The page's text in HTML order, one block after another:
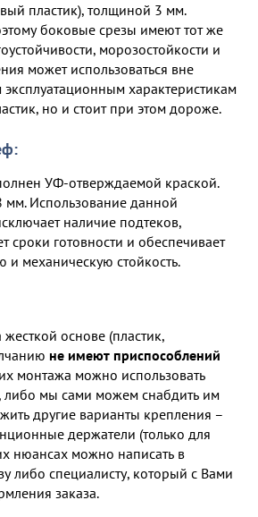
пластик), толщиной 3 мм.
боковые срезы имеют тот же
морозостойкости и
может использоваться вне
характеристикам
но и стоит при этом дороже.
УФ-отверждаемой краской.
мм. Использование данной
наличие подтеков,
сроки готовности и обеспечивает
механическую стойкость.
основе (пластик,
не имеют приспособлений
монтажа можно использовать
либо мы сами можем снабдить им
другие варианты крепления –
держатели (только для
нюансах можно написать в
либо специалисту, который с Вами
заказа.